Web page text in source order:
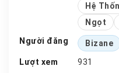
Hệ
Ngọt
Người đăng
Bizane
Lượt xem
931